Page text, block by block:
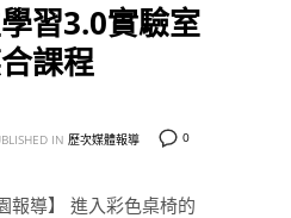
習3.0實驗室
課程
0
IN 歷次媒體報導
報導】 進入彩色桌椅的